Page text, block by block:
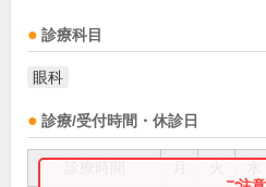
診療科目
眼科
診療/受付時間・休診日